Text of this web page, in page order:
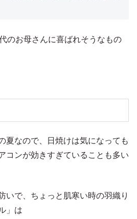
のお母さんに喜ばれそうなもの
夏なので、日焼けは気になっても
コンが効きすぎていることも多い
いで、ちょっと肌寒い時の羽織り
」は